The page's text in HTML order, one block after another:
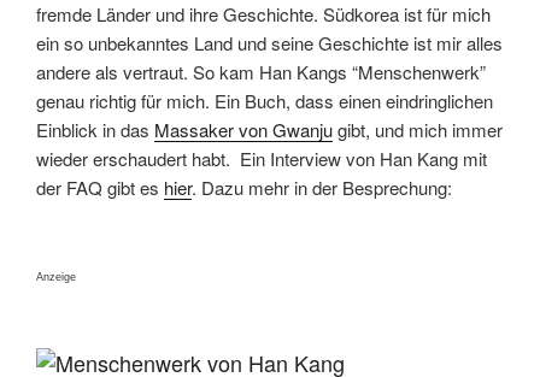
fremde Länder und ihre Geschichte. Südkorea ist für mich
ein so unbekanntes Land und seine Geschichte ist mir alles
andere als vertraut. So kam Han Kangs “Menschenwerk”
genau richtig für mich. Ein Buch, dass einen eindringlichen
Einblick in das Massaker von Gwanjugibt, und mich immer
wieder erschaudert habt. Ein Interview von Han Kang mit
der FAQ gibt es hier. Dazu mehr in der Besprechung:
Anzeige